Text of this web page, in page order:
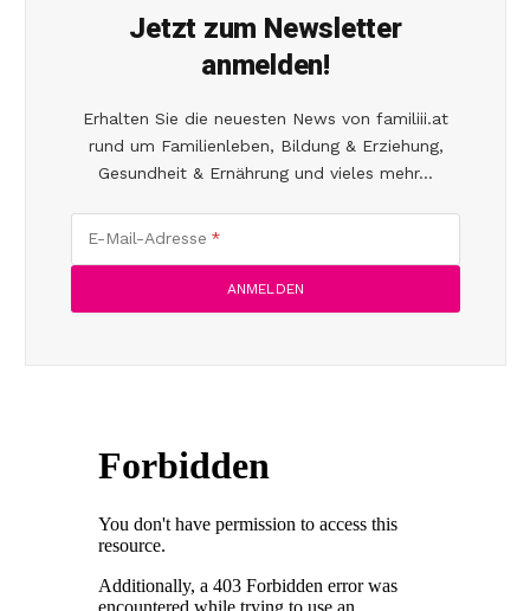
Jetzt zum Newsletter
anmelden!
Erhalten Sie die neuesten News von familiii.at
rund um Familienleben, Bildung & Erziehung,
Gesundheit & Ernährung und vieles mehr...
E-Mail-Adresse